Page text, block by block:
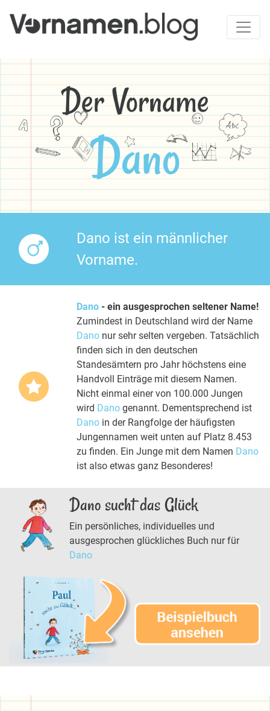
Der Vorname
Dano
Dano ist ein männlicher
Vorname.
Dano - ein ausgesprochen seltener Name!
Zumindest in Deutschland wird der Name
Dano nur sehr selten vergeben. Tatsächlich
finden sich in den deutschen
Standesämtern pro Jahr höchstens eine
Handvoll Einträge mit diesem Namen.
Nicht einmal einer von 100.000 Jungen
wird Dano genannt. Dementsprechend ist
Dano in der Rangfolge der häufigsten
Jungennamen weit unten auf Platz 8.453
zu finden. Ein Junge mit dem Namen Dano
ist also etwas ganz Besonderes!
Dano sucht das Glück
Ein persönliches, individuelles und
ausgesprochen glückliches Buch nur für
Dano